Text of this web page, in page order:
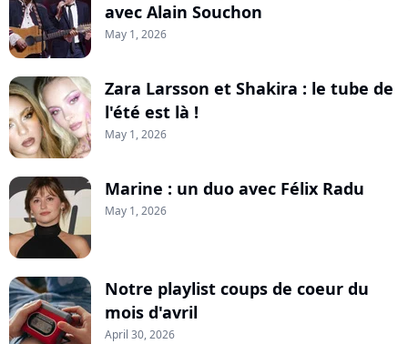
avec Alain Souchon
May 1, 2026
Zara Larsson et Shakira : le tube de
l'été est là !
May 1, 2026
Marine : un duo avec Félix Radu
May 1, 2026
Notre playlist coups de coeur du
mois d'avril
April 30, 2026